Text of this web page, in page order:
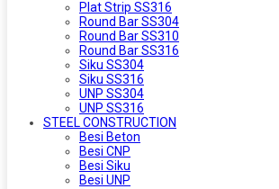
Plat Strip SS316
Round Bar SS304
Round Bar SS310
Round Bar SS316
Siku SS304
Siku SS316
UNP SS304
UNP SS316
STEEL CONSTRUCTION
Besi Beton
Besi CNP
Besi Siku
Besi UNP